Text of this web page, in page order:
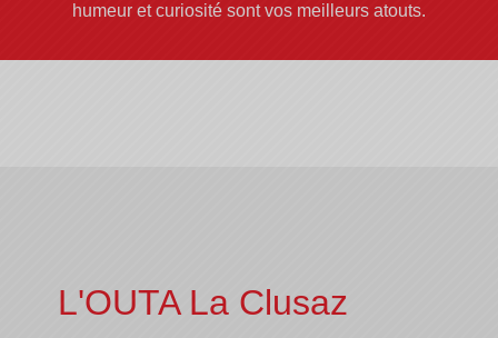
humeur et curiosité sont vos meilleurs atouts.
L'OUTA La Clusaz